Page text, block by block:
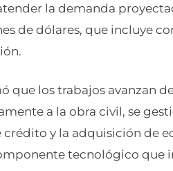
la demanda
de dólares, que incluye
que los trabajos avanzan
a la obra civil, se
crédito y la adquisición de
tecnológico que